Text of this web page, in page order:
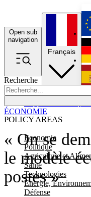
Open sub
navigation
Recherche
POLICY AREAS
Economie
Politique
Agriculture et
Santé
Technologies
Energie,
Défense
Français
« On se
le modèle
postes »
ÉCONOMIE